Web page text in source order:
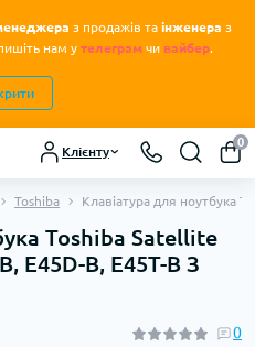
з продажів та інженера з
нам у телеграм чи вайбер.
Клієнту
0
Toshiba Клавіатура для ноутбука
Toshiba Satellite
E45D-B, E45T-B З
0